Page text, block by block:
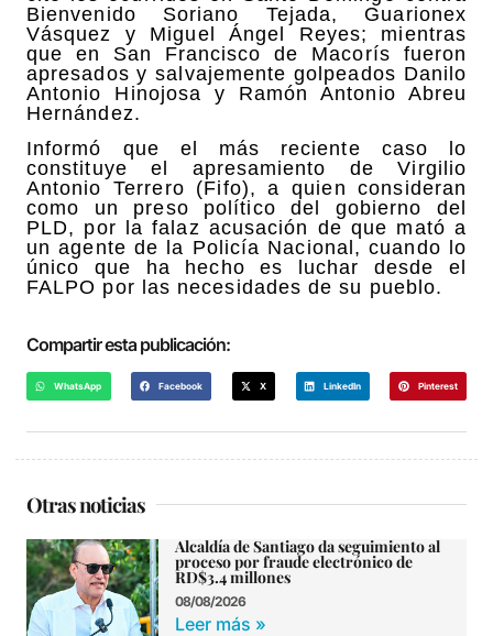
Bienvenido Soriano Tejada, Guarionex
Vásquez y Miguel Ángel Reyes; mientras
que en San Francisco de Macorís fueron
apresados y salvajemente golpeados Danilo
Antonio Hinojosa y Ramón Antonio Abreu
Hernández.
Informó que el más reciente caso lo
constituye el apresamiento de Virgilio
Antonio Terrero (Fifo), a quien consideran
como un preso político del gobierno del
PLD, por la falaz acusación de que mató a
un agente de la Policía Nacional, cuando lo
único que ha hecho es luchar desde el
FALPO por las necesidades de su pueblo.
Compartir esta publicación:
WhatsApp Facebook X LinkedIn Pinterest
Otras noticias
Alcaldía de Santiago da seguimiento al
proceso por fraude electrónico de
RD$3.4 millones
08/08/2026
Leer más »